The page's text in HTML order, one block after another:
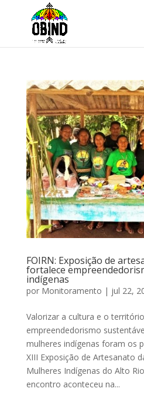
FOIRN: Exposição de
fortalece
indígenas
por Monitoramento | jul 22,
Valorizar a cultura e o
empreendedorismo
mulheres indígenas foram os
XIII Exposição de Artesanato
Mulheres Indígenas do Alto
encontro aconteceu na...